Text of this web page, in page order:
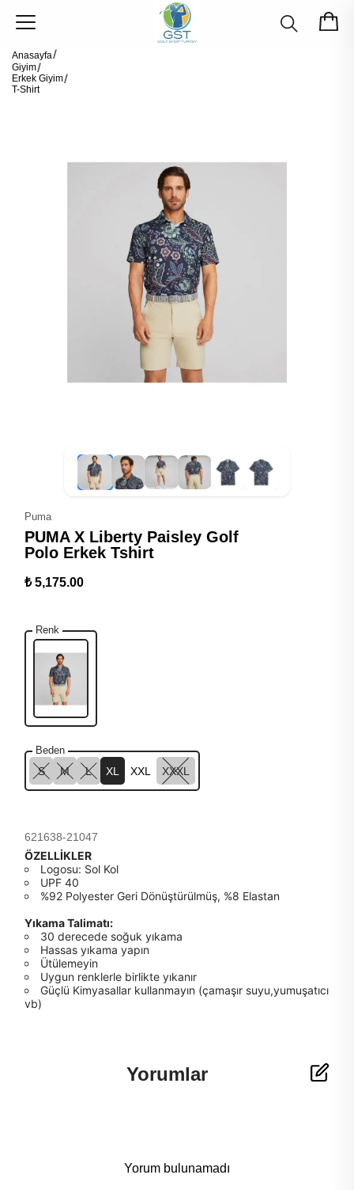
Anasayfa
Giyim
Erkek Giyim
T-Shirt
Puma
PUMA X Liberty Paisley Golf
Polo Erkek Tshirt
₺ 5,175.00
Renk
Beden
S M L XL XXL XXXL
621638-21047
ÖZELLİKLER
Logosu: Sol Kol
UPF 40
%92 Polyester Geri Dönüştürülmüş, %8 Elastan
Yıkama Talimatı:
30 derecede soğuk yıkama
Hassas yıkama yapın
Ütülemeyin
Uygun renklerle birlikte yıkanır
Güçlü Kimyasallar kullanmayın (çamaşır suyu,yumuşatıcı
vb)
Yorumlar
Yorum bulunamadı